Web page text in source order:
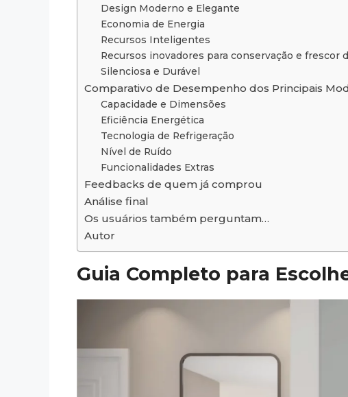
Design Moderno e Elegante
Economia de Energia
Recursos Inteligentes
Recursos inovadores para conservação e frescor
Silenciosa e Durável
Comparativo de Desempenho dos Principais
Capacidade e Dimensões
Eficiência Energética
Tecnologia de Refrigeração
Nível de Ruído
Funcionalidades Extras
Feedbacks de quem já comprou
Análise final
Os usuários também perguntam…
Autor
Guia Completo para